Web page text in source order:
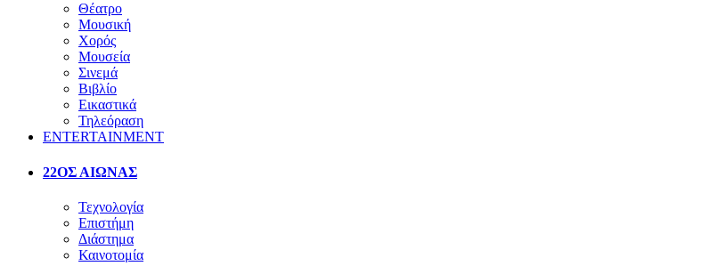
Θέατρο
Μουσική
Χορός
Μουσεία
Σινεμά
Βιβλίο
Εικαστικά
Τηλεόραση
ENTERTAINMENT
22ΟΣ ΑΙΩΝΑΣ
Τεχνολογία
Επιστήμη
Διάστημα
Καινοτομία